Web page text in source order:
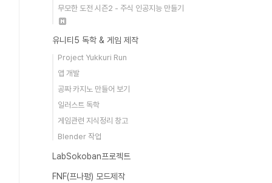
무모한 도전 시즌2 - 주식 인공지능 만들기
유니티5 독학 & 게임 제작
Project Yukkuri Run
앱 개발
공짜 카지노 만들어 보기
일러스트 독학
게임관련 지식정리 창고
Blender 작업
LabSokoban프로젝트
FNF(프나펑) 모드제작